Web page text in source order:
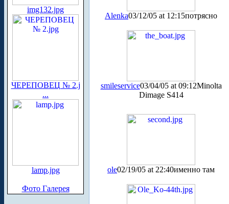
img132.jpg
ЧЕРЕПОВЕЦ № 2.j
...
lamp.jpg
Фото Галерея
Alenka03/12/05 at 12:15потрясно
smileservice03/04/05 at 09:12Minolta
Dimage S414
ole02/19/05 at 22:40именно там